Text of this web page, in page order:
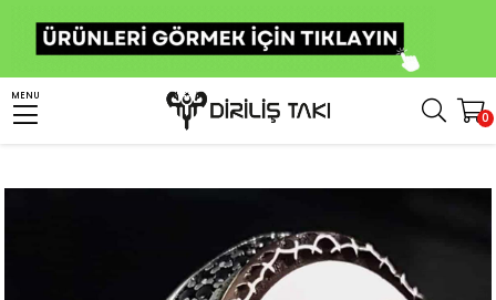
MENU
0
Erkek Gümüş Yüzük
Kurt Kafası Motifi İşlemeli Gümüş Yüzük